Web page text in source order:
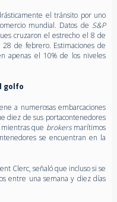
el tránsito por uno
mundial. Datos deS&P
cruzaron el estrecho el 8 de
de febrero. Estimaciones de
apenas el 10% de los niveles
golfo
a numerosas embarcaciones
diez de sus portacontenedores
que brokers marítimos
se encuentran en la
Clerc, señaló que incluso si se
entre una semana y diez días